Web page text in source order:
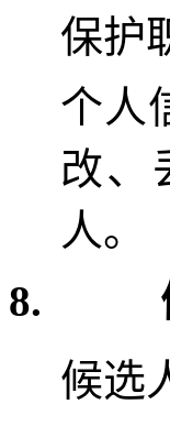
保护
个人
改、
人。
8.
候选